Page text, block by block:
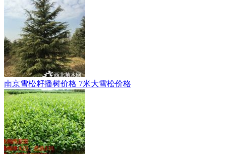
南京雪松籽播树价格 7米大雪松价格